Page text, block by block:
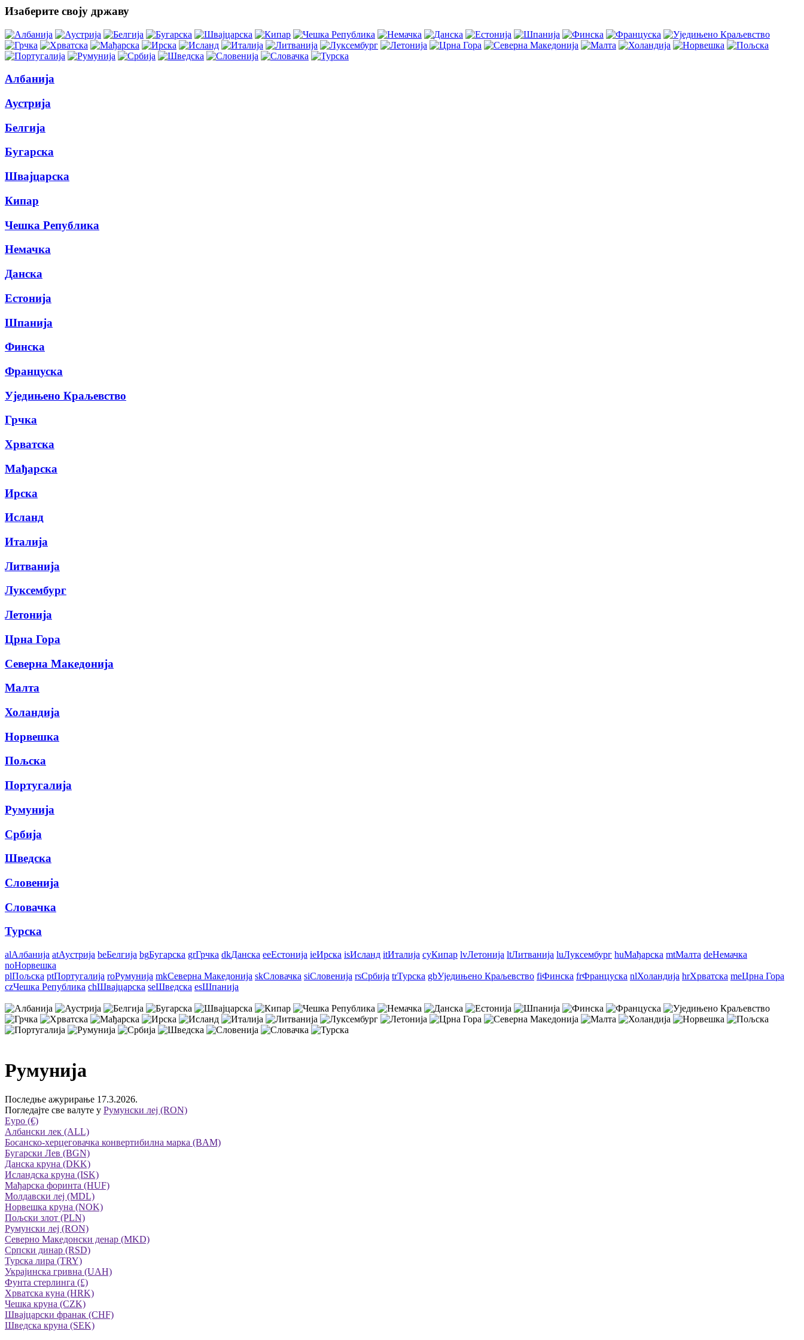
Изаберите своју државу
Албанија
Аустрија
Белгија
Бугарска
Швајцарска
Кипар
Чешка Република
Немачка
Данска
Естонија
Шпанија
Финска
Француска
Уједињено Краљевство
Грчка
Хрватска
Мађарска
Ирска
Исланд
Италија
Литванија
Луксембург
Летонија
Црна Гора
Северна Македонија
Малта
Холандија
Норвешка
Пољска
Португалија
Румунија
Србија
Шведска
Словенија
Словачка
Турска
alАлбанија atАустрија beБелгија bgБугарска grГрчка dkДанска eeЕстонија ieИрска isИсланд itИталија cyКипар lvЛетонија ltЛитванија luЛуксембург huМађарска mtМалта deНемачка
noНорвешка
plПољска ptПортугалија roРумунија mkСеверна Македонија skСловачка siСловенија rsСрбија trТурска gbУједињено Краљевство fiФинска frФранцуска nlХоландија hrХрватска meЦрна Гора
czЧешка Република chШвајцарска seШведска esШпанија
Румунија
Последње ажурирање 17.3.2026.
Погледајте све валуте у Румунски леј (RON)
Eуро (€)
Албански лек (ALL)
Босанско-херцеговачка конвертибилна марка (BAM)
Бугарски Лев (BGN)
Данска круна (DKK)
Исландска круна (ISK)
Мађарска форинта (HUF)
Молдавски леј (MDL)
Норвешка круна (NOK)
Пољски злот (PLN)
Румунски леј (RON)
Северно Македонски денар (MKD)
Српски динар (RSD)
Турска лира (TRY)
Украјинска гривна (UAH)
Фунта стерлинга (£)
Хрватска куна (HRK)
Чешка круна (CZK)
Швајцарски франак (CHF)
Шведска круна (SEK)